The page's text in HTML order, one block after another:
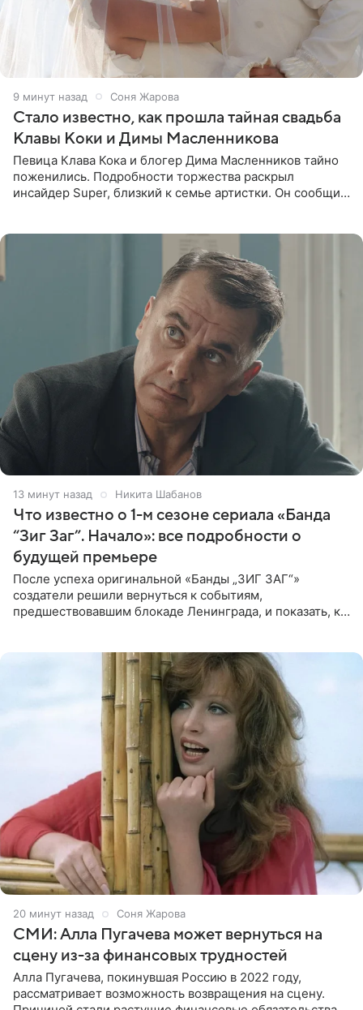
9 минут назад Соня Жарова
Стало известно, как прошла тайная свадьба
Клавы Коки и Димы Масленникова
Певица Клава Кока и блогер Дима Масленников тайно
поженились. Подробности торжества раскрыл
инсайдер Super, близкий к семье артистки. Он сообщил,
13 минут назад Никита Шабанов
Что известно о 1-м сезоне сериала «Банда
“Зиг Заг”. Начало»: все подробности о
будущей премьере
После успеха оригинальной «Банды „ЗИГ ЗАГ“»
создатели решили вернуться к событиям,
предшествовавшим блокаде Ленинграда, и показать, как
20 минут назад Соня Жарова
СМИ: Алла Пугачева может вернуться на
сцену из-за финансовых трудностей
Алла Пугачева, покинувшая Россию в 2022 году,
рассматривает возможность возвращения на сцену.